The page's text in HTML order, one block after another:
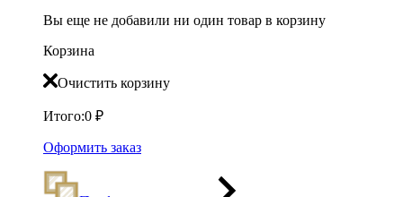
Вы еще не добавили ни один товар в корзину
Корзина
Очистить корзину
Итого:0 ₽
Оформить заказ